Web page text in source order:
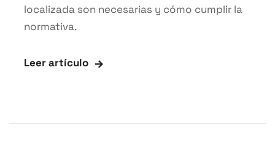
localizada son necesarias y cómo cumplir la
normativa.
Leer artículo